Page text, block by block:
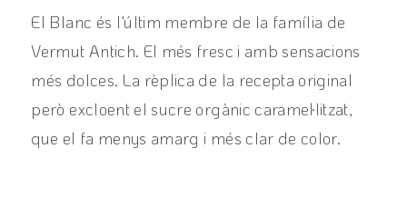
El Blanc és l’últim membre de la família de
Vermut Antich. El més fresc i amb sensacions
més dolces. La rèplica de la recepta original
però excloent el sucre orgànic caramel·litzat,
que el fa menys amarg i més clar de color.